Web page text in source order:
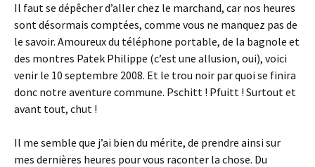
Il faut se dépêcher d’aller chez le marchand, car nos heures
sont désormais comptées, comme vous ne manquez pas de
le savoir. Amoureux du téléphone portable, de la bagnole et
des montres Patek Philippe (c’est une allusion, oui), voici
venir le 10 septembre 2008. Et le trou noir par quoi se finira
donc notre aventure commune. Pschitt ! Pfuitt ! Surtout et
avant tout, chut !
Il me semble que j’ai bien du mérite, de prendre ainsi sur
mes dernières heures pour vous raconter la chose. Du